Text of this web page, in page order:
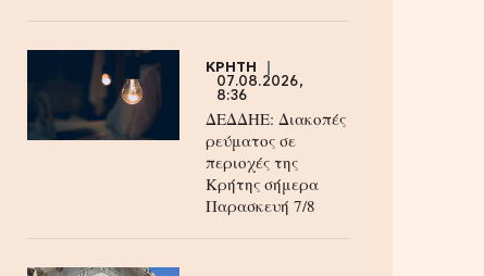
ΚΡΗΤΗ
07.08.2026,
8:36
ΔΕΔΔΗΕ: Διακοπές
ρεύματος σε
περιοχές της
Κρήτης σήμερα
Παρασκευή 7/8